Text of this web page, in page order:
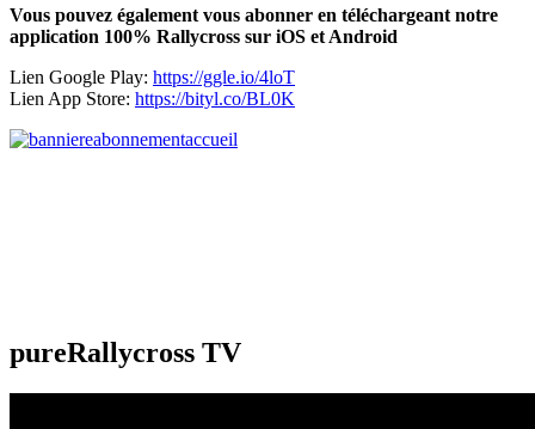
Vous pouvez également vous abonner en téléchargeant notre
application 100% Rallycross sur iOS et Android
Lien Google Play: https://ggle.io/4loT
Lien App Store: https://bityl.co/BL0K
pureRallycross TV